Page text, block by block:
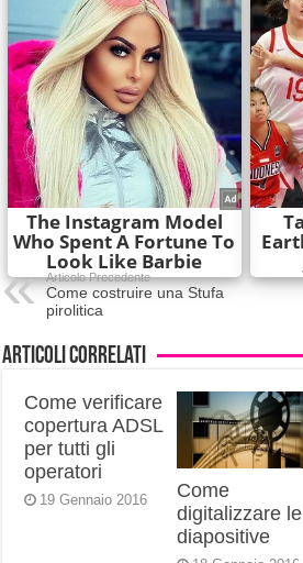
Articolo Precedente
Come costruire una Stufa
pirolitica
Articoli correlati
Come verificare
copertura ADSL
per tutti gli
operatori
19 Gennaio 2016
Come
digitalizzare le
diapositive